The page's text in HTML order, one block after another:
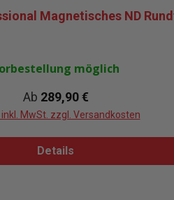
Magnetisches ND
möglich
Regulärer Preis:
Ab 289,90 €
inkl. MwSt. zzgl. Versandkosten
Details